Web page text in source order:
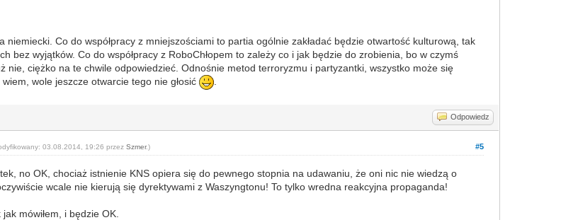
niemiecki. Co do współpracy z mniejszościami to partia ogólnie zakładać będzie otwartość kulturową, tak
bez wyjątków. Co do współpracy z RoboChłopem to zależy co i jak będzie do zrobienia, bo w czymś
nie, ciężko na te chwile odpowiedzieć. Odnośnie metod terroryzmu i partyzantki, wszystko może się
wole jeszcze otwarcie tego nie głosić
.
Odpowiedz
#5
03.08.2014, 19:26 przezSzmer.)
no OK, chociaż istnienie KNS opiera się do pewnego stopnia na udawaniu, że oni nic nie wiedzą o
wcale nie kierują się dyrektywami z Waszyngtonu! To tylko wredna reakcyjna propaganda!
mówiłem, i będzie OK.